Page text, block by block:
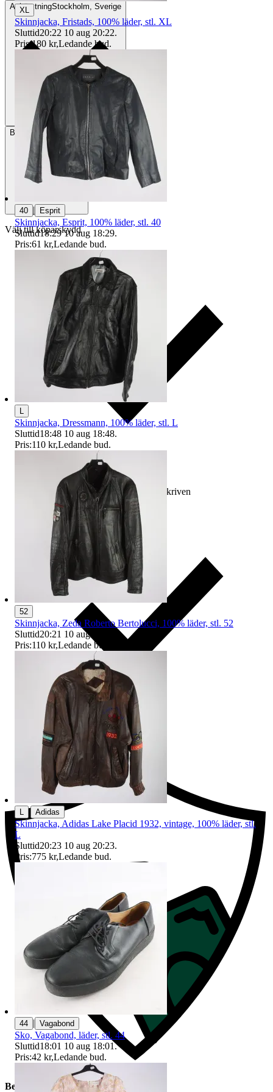
AvhämtningStockholm, Sverige
Betalning Via Tradera
Välj till köparskydd
Ersättning om varan inte är som beskriven
Ersättning om du inte får din vara
Beskrivning
XL
Skinnjacka, Fristads, 100% läder, stl. XL
Sluttid20:22 10 aug 20:22.
Pris:180 kr,Ledande bud.
40 | Esprit
Skinnjacka, Esprit, 100% läder, stl. 40
Sluttid18:29 10 aug 18:29.
Pris:61 kr,Ledande bud.
Skinnjacka, Dressmann, 100% läder, stl. L
Sluttid18:48 10 aug 18:48.
Pris:110 kr,Ledande bud.
52
Skinnjacka, Zeda Roberto Bertolucci, 100% läder, stl. 52
Sluttid20:21 10 aug 20:21
Pris:110 kr,Ledande bud
| Adidas
Skinnjacka, Adidas Lake Placid 1932, vintage, 100% läder, stl.
L
Sluttid20:23 10 aug 20:23.
Pris:775 kr,Ledande bud.
44 | Vagabond
Sko, Vagabond, läder, stl. 44
Sluttid18:01 10 aug 18:01.
Pris:42 kr,Ledande bud.